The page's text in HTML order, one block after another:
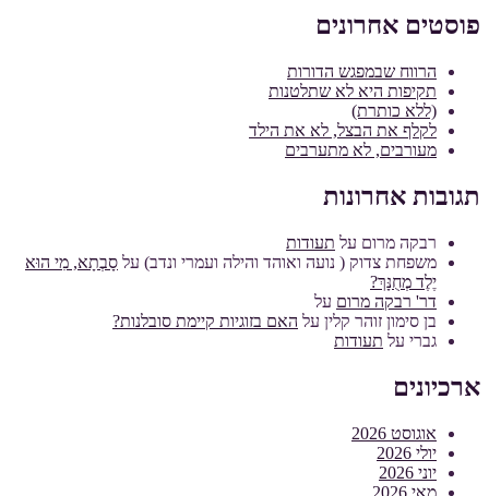
פוסטים אחרונים
הרווח שבמפגש הדורות
תקיפות היא לא שתלטנות
(ללא כותרת)
לקלף את הבצל, לא את הילד
מעורבים, לא מתערבים
תגובות אחרונות
רבקה מרום על תעודות
משפחת צדוק ( נועה ואוהד והילה ועמרי ונדב) על סָבְתָא, מִי הוּא
יֶלֶד מְחֻנָּךְ?
דר' רבקה מרום על
בן סימון זוהר קלין על האם בזוגיות קיימת סובלנות?
גברי על תעודות
ארכיונים
אוגוסט 2026
יולי 2026
יוני 2026
מאי 2026